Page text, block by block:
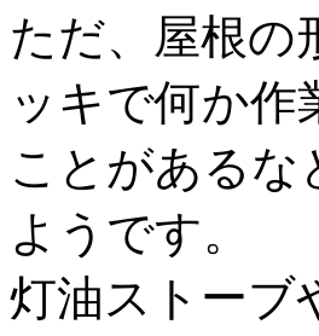
ただ、屋根の
ッキで何か作
ことがあるな
ようです。
灯油ストーブ